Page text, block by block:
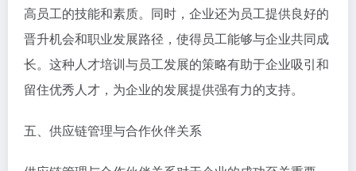
高员工的技能和素质。同时，企业还为员工提供良好的
晋升机会和职业发展路径，使得员工能够与企业共同成
长。这种人才培训与员工发展的策略有助于企业吸引和
留住优秀人才，为企业的发展提供强有力的支持。
五、供应链管理与合作伙伴关系